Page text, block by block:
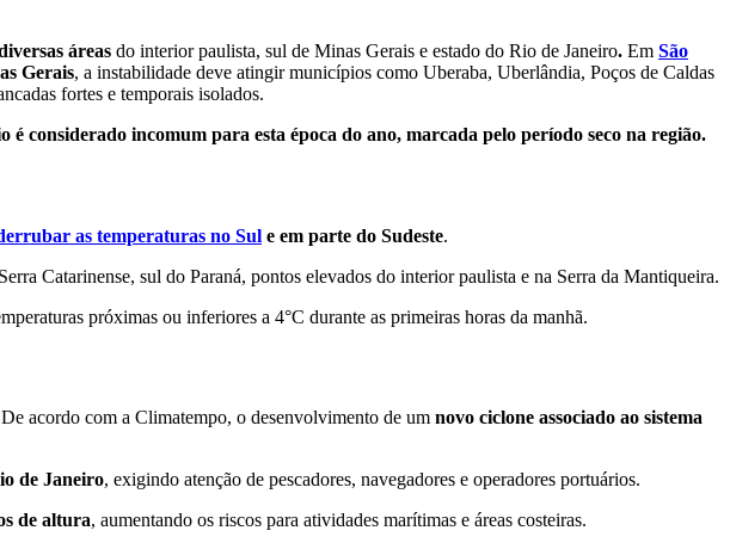
áreas do interior paulista, sul de Minas Gerais e estado do Rio de Janeiro. Em São
Gerais, a instabilidade deve atingir municípios como Uberaba, Uberlândia, Poços de Caldas
fortes e temporais isolados.
é considerado incomum para esta época do ano, marcada pelo período seco na região.
as temperaturas no Sul e em parte do Sudeste.
Catarinense, sul do Paraná, pontos elevados do interior paulista e na Serra da Mantiqueira.
próximas ou inferiores a 4°C durante as primeiras horas da manhã.
acordo com a Climatempo, o desenvolvimento de um novo ciclone associado ao sistema
de Janeiro, exigindo atenção de pescadores, navegadores e operadores portuários.
de altura, aumentando os riscos para atividades marítimas e áreas costeiras.